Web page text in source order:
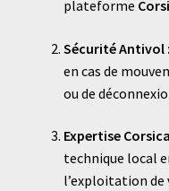
plateforme
Sécurité Antivol :
en cas de
ou de
Expertise
technique local
l’exploitation de